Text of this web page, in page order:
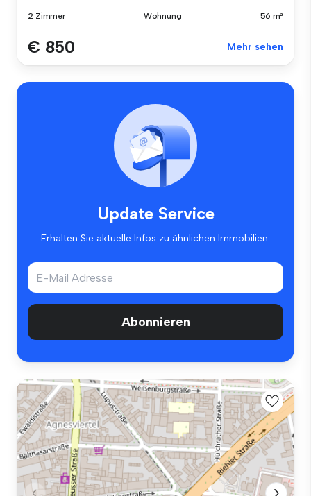
2 Zimmer Wohnung 56 m²
€ 850 Mehr sehen
Update Service
Erhalten Sie aktuelle Infos zu ähnlichen Immobilien.
Abonnieren